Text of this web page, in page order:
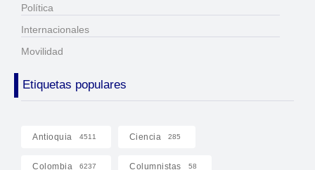
Política
Internacionales
Movilidad
Etiquetas populares
Antioquia 4511 Ciencia 285
Colombia 6237 Columnistas 58